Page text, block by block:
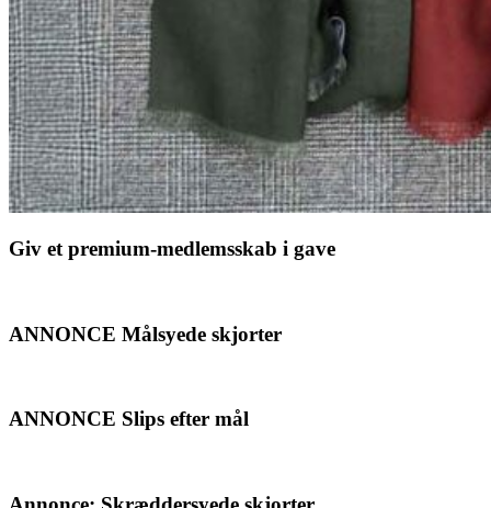
Giv et premium-medlemsskab i gave
ANNONCE Målsyede skjorter
ANNONCE Slips efter mål